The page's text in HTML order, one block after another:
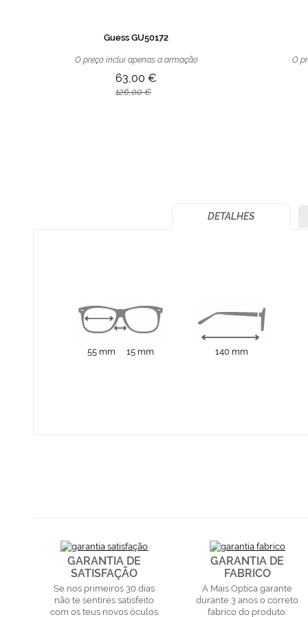
Guess GU50172
O preço inclui apenas a armação
63,00 €
126,00 €
O
DETALHES
55 mm 15 mm 140 mm
GARANTIA DE
SATISFAÇÃO
Se nos primeiros 30 dias
não te sentires satisfeito
com os teus novos óculos
GARANTIA DE
FABRICO
A Mais Optica garante
durante 3 anos o correto
fabrico do produto.